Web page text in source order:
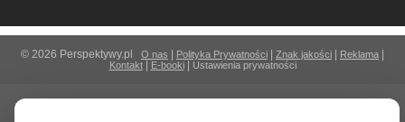
© 2026 Perspektywy.pl O nas Polityka Prywatności Znak jakości Reklama
Kontakt| E-booki| Ustawienia prywatności